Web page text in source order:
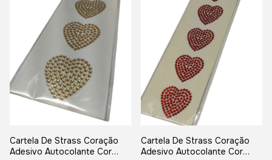
Cartela De Strass Coração
Adesivo Autocolante Cor
Cartela De Strass Coração
Adesivo Autocolante Cor